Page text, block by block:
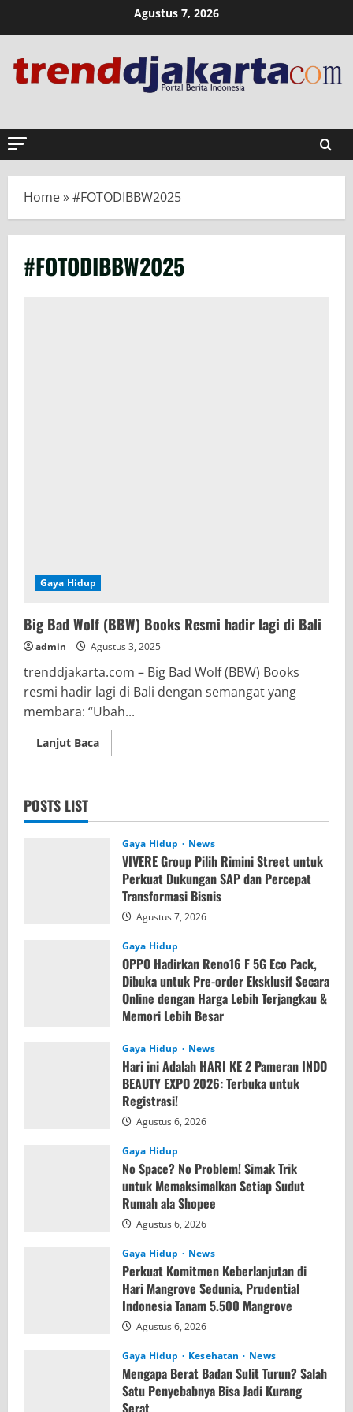
Agustus 7, 2026
Home»#FOTODIBBW2025
#FOTODIBBW2025
Gaya Hidup
Big Bad Wolf (BBW) Books Resmi hadir lagi di Bali
admin Agustus 3, 2025
trenddjakarta.com – Big Bad Wolf (BBW) Books
resmi hadir lagi di Bali dengan semangat yang
membara: “Ubah...
Lanjut BacaRead
more
Books
hadir
POSTS LIST
Gaya Hidup News
VIVERE Group Pilih Rimini Street untuk
Perkuat Dukungan SAP dan Percepat
Transformasi Bisnis
Agustus 7, 2026
Gaya Hidup
OPPO Hadirkan Reno16 F 5G Eco Pack,
Dibuka untuk Pre-order Eksklusif Secara
Online dengan Harga Lebih Terjangkau &
Memori Lebih Besar
Gaya Hidup
News
Hari ini Adalah HARI KE 2 Pameran INDO
BEAUTY EXPO 2026: Terbuka untuk
Registrasi!
Agustus 6, 2026
Gaya Hidup
No Space? No Problem! Simak Trik
untuk Memaksimalkan Setiap Sudut
Rumah ala Shopee
Agustus 6, 2026
Gaya Hidup News
Perkuat Komitmen Keberlanjutan di
Hari Mangrove Sedunia, Prudential
Indonesia Tanam 5.500 Mangrove
Agustus 6, 2026
Gaya Hidup Kesehatan News
Mengapa Berat Badan Sulit Turun? Salah
Satu Penyebabnya Bisa Jadi Kurang
Serat